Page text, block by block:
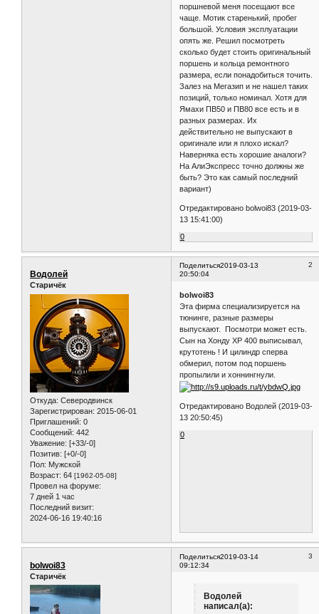
поршневой меня посещают все
чаще. Мотик старенький, пробег
большой. Условия эксплуатации
опять же. Решил посмотреть
сколько будет стоить оригинальный
поршень и кольца ремонтного
размера, если понадобиться точить.
Залез на Мегазип и не нашел таких
позиций, только номинал. Хотя для
Ямахи ПВ50 и ПВ80 все есть и в
разных размерах. Их
действительно не выпускают в
оригинале или я плохо искал?
Наверняка есть хорошие аналоги?
На АлиЭкспресс точно должны же
быть? Это как самый последний
вариант)
Отредактировано bolwoi83 (2019-03-
13 15:41:00)
0
Поделиться 2
2019-03-13
20:50:04
Водолей
Старичёк
Откуда: Северодвинск
Зарегистрирован: 2015-06-01
Приглашений: 0
Сообщений: 442
Уважение: [+33/-0]
Позитив: [+0/-0]
Пол: Мужской
Возраст: 64 [1962-05-08]
Провел на форуме:
7 дней 1 час
Последний визит:
2024-06-16 19:40:16
bolwoi83
Эта фирма специализируется на
тюнинге, разные размеры
выпускают. Посмотри может есть.
Сын на Хонду ХР 400 выписывал,
крутотень ! И цилиндр сперва
обмерил, потом под поршень
пропылили и хоннингнули.
Отредактировано Водолей (2019-03-
13 20:50:45)
0
Поделиться 3
2019-03-14
09:12:34
bolwoi83
Старичёк
Водолей
написал(а):